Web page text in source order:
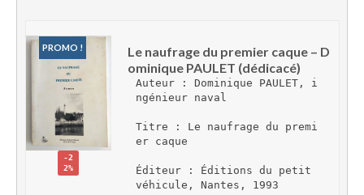
PROMO !
-2
2%
Le naufrage du premier caque – D
ominique PAULET (dédicacé)
Auteur : Dominique PAULET, i
ngénieur naval
Titre : Le naufrage du premi
er caque
Éditeur : Éditions du petit
véhicule, Nantes, 1993